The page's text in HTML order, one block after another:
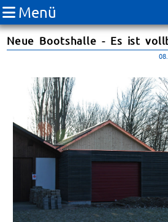
Menü
Neue Bootshalle - Es ist